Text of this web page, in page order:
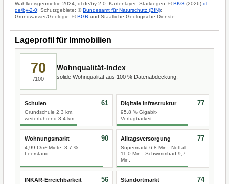
Wahlkreisgeometrie 2024, dl-de/by-2-0. Kartenlayer: Starkregen: ©BKG (2026) dl-
de/by-2-0; Schutzgebiete: ©Bundesamt für Naturschutz (BfN);
Grundwasser/Geologie: ©BGR und Staatliche Geologische Dienste.
Lageprofil für Immobilien
70
/100
Wohnqualität-Index
solide Wohnqualität aus 100 % Datenabdeckung.
Schulen
Grundschule 2,3 km,
weiterführend 3,4 km
61 Digitale Infrastruktur
95,8 % Gigabit-
Verfügbarkeit
77
Wohnungsmarkt
4,99 €/m² Miete, 3,7 %
Leerstand
90 Alltagsversorgung
Supermarkt 6,8 Min., Notfall
11,0 Min., Schwimmbad 9,7
Min.
77
INKAR-Erreichbarkeit 56 Standortmarkt 74